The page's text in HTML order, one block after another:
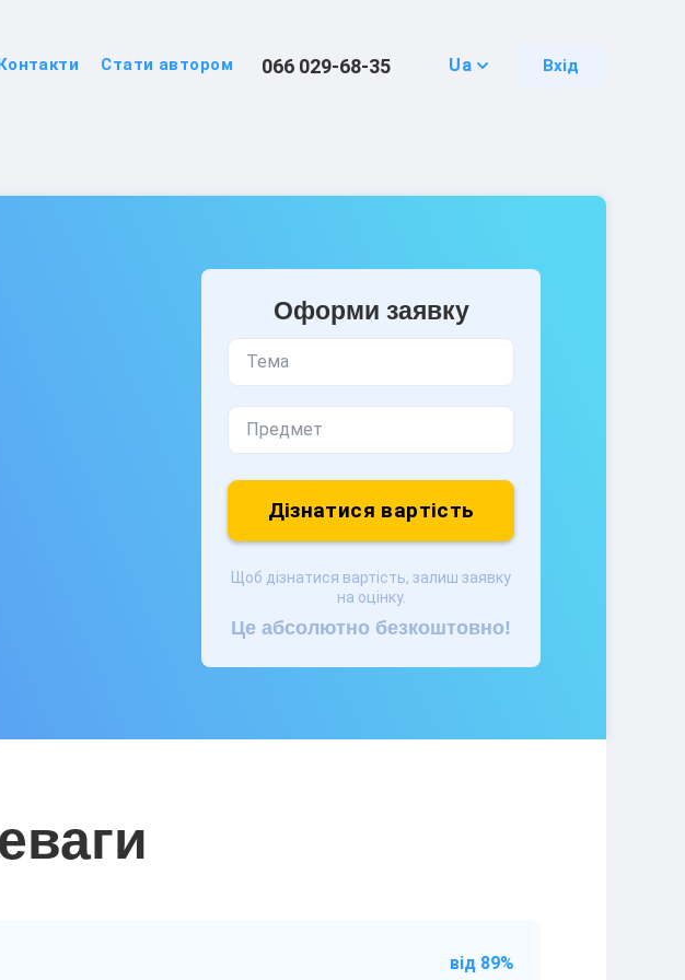
Стати автором 066 029-68-35 Ua Вхід
Оформи заявку
Дізнатися вартість
Щоб дізнатися вартість, залиш заявку
на оцінку.
Це абсолютно безкоштовно!
від 89%